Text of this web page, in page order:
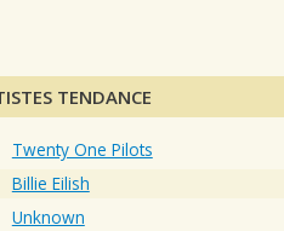
TENDANCE
Twenty One Pilots
Billie Eilish
Unknown